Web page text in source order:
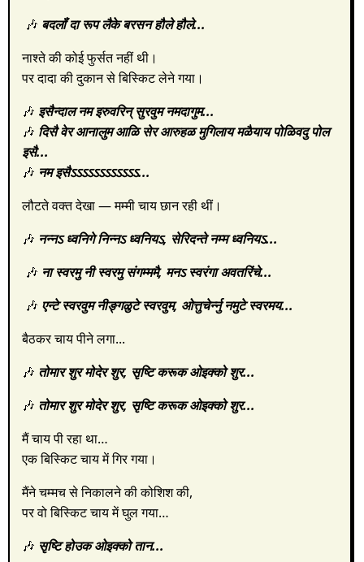
🎶 बदलॉं दा रूप लैके बरसन हौले हौले...
नाश्ते की कोई फुर्सत नहीं थी।
पर दादा की दुकान से बिस्किट लेने गया।
🎶 इसैन्दाल नम इरुवरिन् सुरवुम नमदागुम...
🎶 दिसै वेर आनालुम आळि सेर आरुहळ मुगिलायमळैयाय पोळिवदु पोल
इसै...
🎶 नम इसैऽऽऽऽऽऽऽऽऽऽऽऽ...
लौटते वक्त देखा — मम्मी चाय छान रही थीं।
🎶 नन्नऽ ध्वनिगे निन्नऽ ध्वनियऽ, सेरिदन्ते नम्म ध्वनियऽ...
🎶 ना स्वरमु नी स्वरमु संगम्ममै, मनऽ स्वरंगा अवतरिंचे...
🎶 एन्टे स्वरवुम नीङ्गळुटे स्वरवुम, ओत्तुचेर्न्नु नमुटे स्वरमय...
बैठकर चाय पीने लगा...
🎶 तोमार शुर मोदेर शुर, सृष्टि करूक ओइक्को शुर...
🎶 तोमार शुर मोदेर शुर, सृष्टि करूक ओइक्को शुर...
मैं चाय पी रहा था…
एक बिस्किट चाय में गिर गया।
मैंने चम्मच से निकालने की कोशिश की,
पर वो बिस्किट चाय में घुल गया…
🎶 सृष्टि होउक ओइक्को तान...